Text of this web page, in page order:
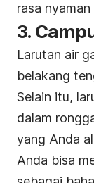
rasa nyaman
3.
Larutan air
belakang
Selain itu,
dalam
yang Anda
Anda bisa